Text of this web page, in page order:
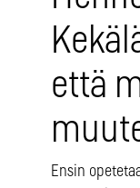
että
Ensin